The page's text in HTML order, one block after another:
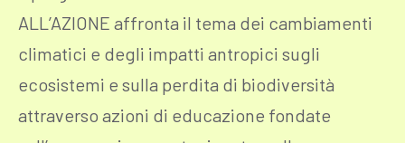
ALL’AZIONE affronta il tema dei cambiamenti
climatici e degli impatti antropici sugli
ecosistemi e sulla perdita di biodiversità
attraverso azioni di educazione fondate